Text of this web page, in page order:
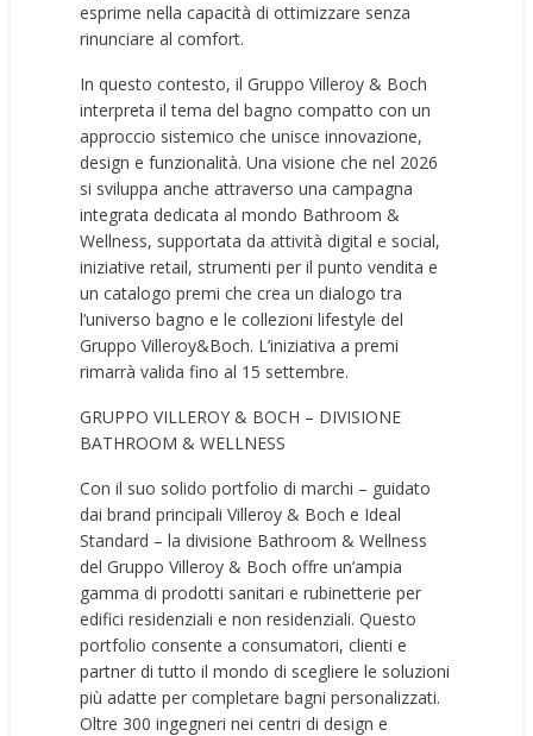
esprime nella capacità di ottimizzare senza
rinunciare al comfort.
In questo contesto, il Gruppo Villeroy & Boch
interpreta il tema del bagno compatto con un
approccio sistemico che unisce innovazione,
design e funzionalità. Una visione che nel 2026
si sviluppa anche attraverso una campagna
integrata dedicata al mondo Bathroom &
Wellness, supportata da attività digital e social,
iniziative retail, strumenti per il punto vendita e
un catalogo premi che crea un dialogo tra
l’universo bagno e le collezioni lifestyle del
Gruppo Villeroy&Boch. L’iniziativa a premi
rimarrà valida fino al 15 settembre.
GRUPPO VILLEROY & BOCH – DIVISIONE
BATHROOM & WELLNESS
Con il suo solido portfolio di marchi – guidato
dai brand principali Villeroy & Boch e Ideal
Standard – la divisione Bathroom & Wellness
del Gruppo Villeroy & Boch offre un’ampia
gamma di prodotti sanitari e rubinetterie per
edifici residenziali e non residenziali. Questo
portfolio consente a consumatori, clienti e
partner di tutto il mondo di scegliere le soluzioni
più adatte per completare bagni personalizzati.
Oltre 300 ingegneri nei centri di design e